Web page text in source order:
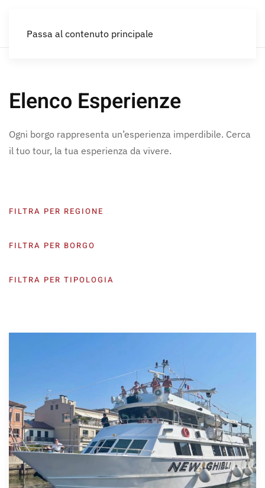
Passa al contenuto principale
Elenco Esperienze
Ogni borgo rappresenta un’esperienza imperdibile. Cerca
il tuo tour, la tua esperienza da vivere.
FILTRA PER REGIONE
FILTRA PER BORGO
FILTRA PER TIPOLOGIA